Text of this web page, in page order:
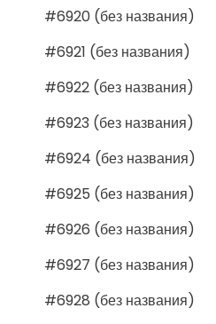
#6920 (без названия)
#6921 (без названия)
#6922 (без названия)
#6923 (без названия)
#6924 (без названия)
#6925 (без названия)
#6926 (без названия)
#6927 (без названия)
#6928 (без названия)